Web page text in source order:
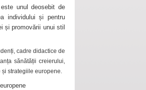
unul deosebit de
individului și pentru
și promovării unui stil
cadre didactice de
sănătății creierului,
strategiile europene.